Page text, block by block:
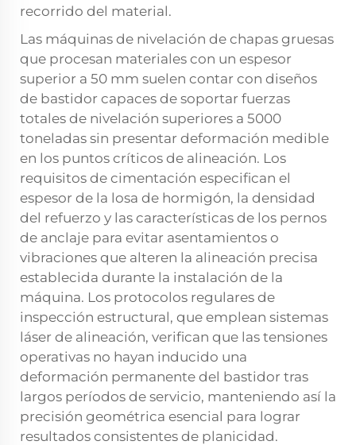
recorrido del material.
Las máquinas de nivelación de chapas gruesas
que procesan materiales con un espesor
superior a 50 mm suelen contar con diseños
de bastidor capaces de soportar fuerzas
totales de nivelación superiores a 5000
toneladas sin presentar deformación medible
en los puntos críticos de alineación. Los
requisitos de cimentación especifican el
espesor de la losa de hormigón, la densidad
del refuerzo y las características de los pernos
de anclaje para evitar asentamientos o
vibraciones que alteren la alineación precisa
establecida durante la instalación de la
máquina. Los protocolos regulares de
inspección estructural, que emplean sistemas
láser de alineación, verifican que las tensiones
operativas no hayan inducido una
deformación permanente del bastidor tras
largos períodos de servicio, manteniendo así la
precisión geométrica esencial para lograr
resultados consistentes de planicidad.